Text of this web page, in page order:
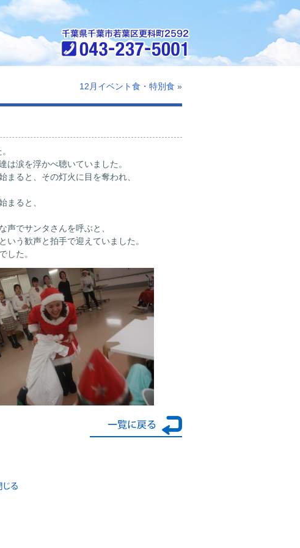
12月イベント食・特別食 »
は涙を浮かべ聴いていました。
ると、その灯火に目を奪われ、
まると、
声でサンタさんを呼ぶと、
う歓声と拍手で迎えていました。
した。